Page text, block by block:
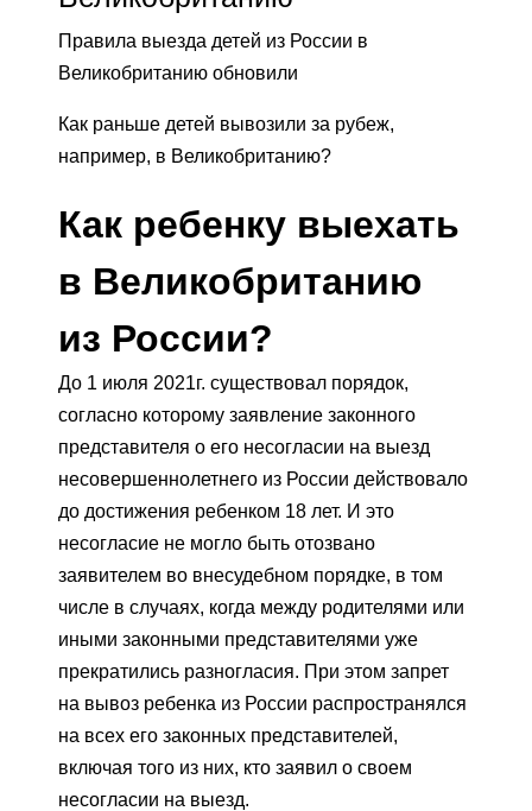
Правила выезда детей из России в
Великобританию обновили
Как раньше детей вывозили за рубеж,
например, в Великобританию?
Как ребенку выехать
в Великобританию
из России?
До 1 июля 2021г. существовал порядок,
согласно которому заявление законного
представителя о его несогласии на выезд
несовершеннолетнего из России действовало
до достижения ребенком 18 лет. И это
несогласие не могло быть отозвано
заявителем во внесудебном порядке, в том
числе в случаях, когда между родителями или
иными законными представителями уже
прекратились разногласия. При этом запрет
на вывоз ребенка из России распространялся
на всех его законных представителей,
включая того из них, кто заявил о своем
несогласии на выезд.